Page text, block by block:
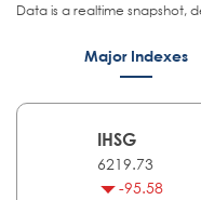
Data is a realtime snapshot,
Major Indexes
IHSG
6219.73
-95.58